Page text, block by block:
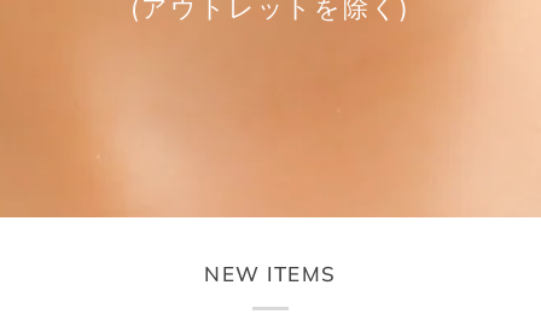
(アウトレットを除く)
NEW ITEMS